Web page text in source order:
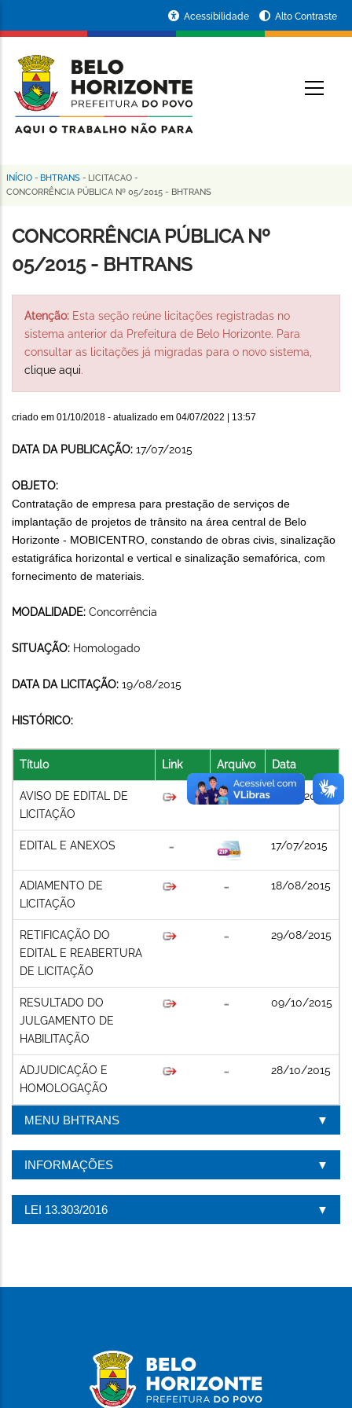
conteúdo
principal
da
Prefeitura
de
Horizonte
Acessibilidade Alto Contraste
Trilha
navegação
INÍCIO - BHTRANS - LICITACAO -
CONCORRÊNCIA PÚBLICA Nº 05/2015 - BHTRANS
CONCORRÊNCIA PÚBLICA Nº
05/2015 - BHTRANS
Atenção: Esta seção reúne licitações registradas no
sistema anterior da Prefeitura de Belo Horizonte. Para
consultar as licitações já migradas para o novo sistema,
clique aqui.
criado em 01/10/2018 - atualizado em 04/07/2022 | 13:57
DATA DA PUBLICAÇÃO: 17/07/2015
OBJETO:
Contratação de empresa para prestação de serviços de
implantação de projetos de trânsito na área central de Belo
Horizonte - MOBICENTRO, constando de obras civis, sinalização
estatigráfica horizontal e vertical e sinalização semafórica, com
fornecimento de materiais.
MODALIDADE: Concorrência
SITUAÇÃO: Homologado
DATA DA LICITAÇÃO: 19/08/2015
HISTÓRICO:
Título Link Arquivo Data
AVISO DE EDITAL DE
LICITAÇÃO
17/07/2015
EDITAL E ANEXOS 17/07/2015
ADIAMENTO DE
LICITAÇÃO
18/08/2015
RETIFICAÇÃO DO
EDITAL E REABERTURA
DE LICITAÇÃO
29/08/2015
RESULTADO DO
JULGAMENTO DE
HABILITAÇÃO
09/10/2015
ADJUDICAÇÃO E
HOMOLOGAÇÃO
28/10/2015
MENU BHTRANS
INFORMAÇÕES
LEI 13.303/2016